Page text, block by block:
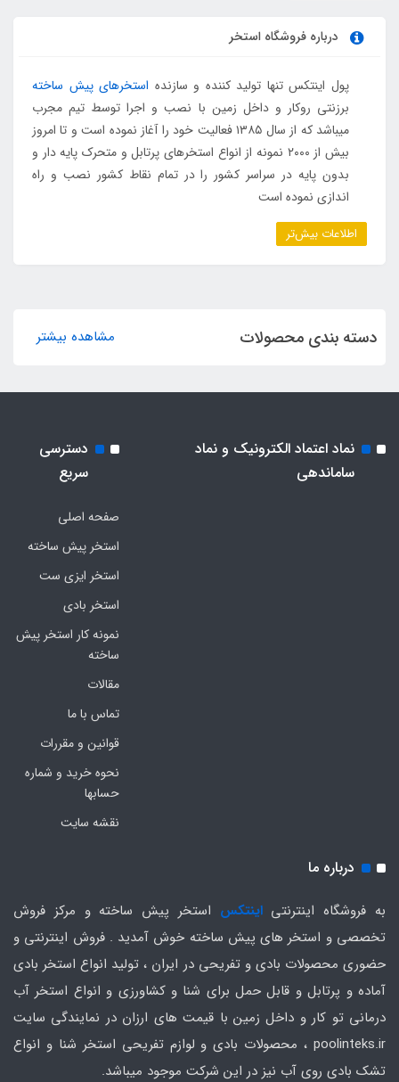
درباره فروشگاه استخر
پول اینتکس تنها تولید کننده و سازنده استخرهای پیش ساخته
برزنتی روکار و داخل زمین با نصب و اجرا توسط تیم مجرب
میباشد که از سال ۱۳۸۵ فعالیت خود را آغاز نموده است و تا امروز
بیش از ۲۰۰۰ نمونه از انواع استخرهای پرتابل و متحرک پایه دار و
بدون پایه در سراسر کشور را در تمام نقاط کشور نصب و راه
اندازی نموده است
اطلاعات بیش‌تر
دسته بندی محصولات مشاهده بیشتر
نماد اعتماد الکترونیک و نماد
ساماندهی
دسترسی
سریع
صفحه اصلی
استخر پیش ساخته
استخر ایزی ست
استخر بادی
نمونه کار استخر پیش
ساخته
مقالات
تماس با ما
قوانین و مقررات
نحوه خرید و شماره
حسابها
نقشه سایت
درباره ما
به فروشگاه اینترنتیاینتکس استخر پیش ساخته و مرکز فروش
تخصصی و استخر های پیش ساخته خوش آمدید . فروش اینترنتی و
حضوری محصولات بادی و تفریحی در ایران ، تولید انواع استخر بادی
آماده و پرتابل و قابل حمل برای شنا و کشاورزی و انواع استخر آب
درمانی تو کار و داخل زمین با قیمت های ارزان در نمایندگی سایت
poolinteks.ir ، محصولات بادی و لوازم تفریحی استخر شنا و انواع
تشک بادی روی آب نیز در این شرکت موجود میباشد.